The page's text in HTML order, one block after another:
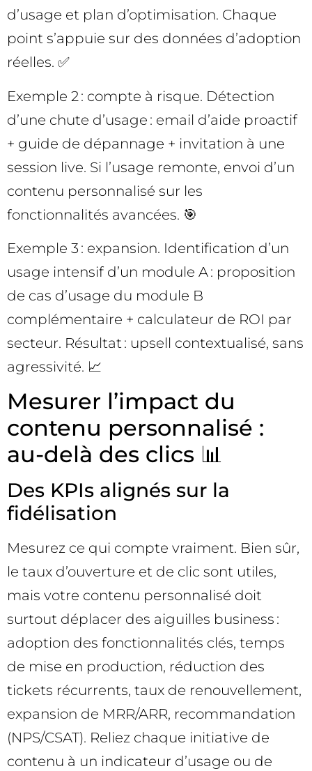
d’usage et plan d’optimisation. Chaque
point s’appuie sur des données d’adoption
réelles. ✅
Exemple 2 : compte à risque. Détection
d’une chute d’usage : email d’aide proactif
+ guide de dépannage + invitation à une
session live. Si l’usage remonte, envoi d’un
contenu personnalisé sur les
fonctionnalités avancées. 🎯
Exemple 3 : expansion. Identification d’un
usage intensif d’un module A : proposition
de cas d’usage du module B
complémentaire + calculateur de ROI par
secteur. Résultat : upsell contextualisé, sans
agressivité. 📈
Mesurer l’impact du
contenu personnalisé :
au-delà des clics 📊
Des KPIs alignés sur la
fidélisation
Mesurez ce qui compte vraiment. Bien sûr,
le taux d’ouverture et de clic sont utiles,
mais votre contenu personnalisé doit
surtout déplacer des aiguilles business :
adoption des fonctionnalités clés, temps
de mise en production, réduction des
tickets récurrents, taux de renouvellement,
expansion de MRR/ARR, recommandation
(NPS/CSAT). Reliez chaque initiative de
contenu à un indicateur d’usage ou de